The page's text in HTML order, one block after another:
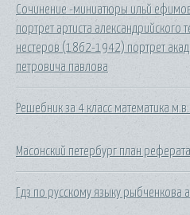
Сочинение -миниатюры ильй
портрет артиста александрийского
нестеров (1862-1942) портрет
петровича павлова
Решебник за 4 класс математика
Масонский петербург план реферата
Гдз по русскому языку рыбченкова